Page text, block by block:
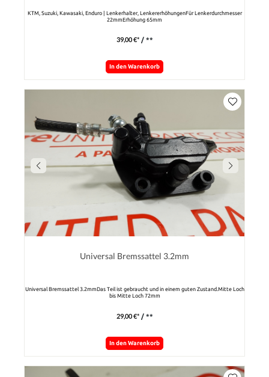
KTM, Suzuki, Kawasaki, Enduro | Lenkerhalter, LenkererhöhungenFür Lenkerdurchmesser
22mmErhöhung 65mm
39,00 €* / **
In den Warenkorb
Universal Bremssattel 3.2mm
Universal Bremssattel 3.2mmDas Teil ist gebraucht und in einem guten Zustand.Mitte Loch
bis Mitte Loch 72mm
29,00 €* / **
In den Warenkorb